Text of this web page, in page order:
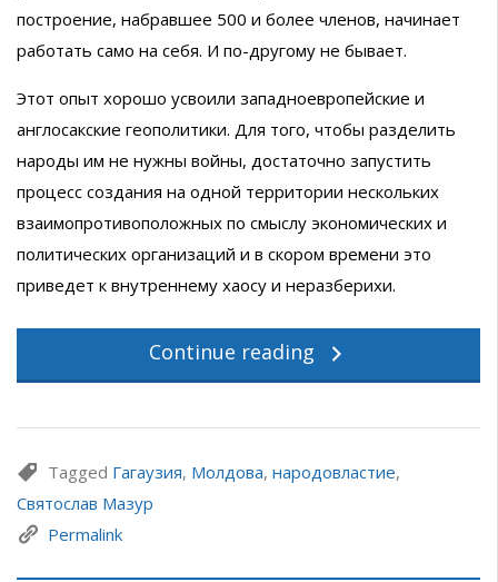
построение, набравшее 500 и более членов, начинает
работать само на себя. И по-другому не бывает.
Этот опыт хорошо усвоили западноевропейские и
англосакские геополитики. Для того, чтобы разделить
народы им не нужны войны, достаточно запустить
процесс создания на одной территории нескольких
взаимопротивоположных по смыслу экономических и
политических организаций и в скором времени это
приведет к внутреннему хаосу и неразберихи.
Continue reading
Tagged Гагаузия, Молдова, народовластие,
Святослав Мазур
Permalink